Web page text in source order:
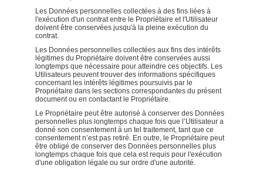
Les Données personnelles collectées à des fins liées à
l'exécution d'un contrat entre le Propriétaire et l'Utilisateur
doivent être conservées jusqu'à la pleine exécution du
contrat.
Les Données personnelles collectées aux fins des intérêts
légitimes du Propriétaire doivent être conservées aussi
longtemps que nécessaire pour atteindre ces objectifs. Les
Utilisateurs peuvent trouver des informations spécifiques
concernant les intérêts légitimes poursuivis par le
Propriétaire dans les sections correspondantes du présent
document ou en contactant le Propriétaire.
Le Propriétaire peut être autorisé à conserver des Données
personnelles plus longtemps chaque fois que l’Utilisateur a
donné son consentement à un tel traitement, tant que ce
consentement n’est pas retiré. En outre, le Propriétaire peut
être obligé de conserver des Données personnelles plus
longtemps chaque fois que cela est requis pour l'exécution
d'une obligation légale ou sur ordre d'une autorité.